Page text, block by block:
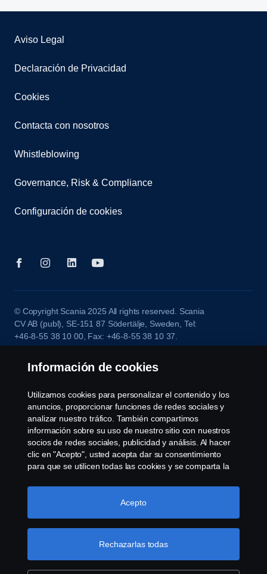
Aviso Legal
Declaración de Privacidad
Cookies
Contacta con nosotros
Whistleblowing
Governance, Risk & Compliance
Configuración de cookies
© Copyright Scania 2025 All rights reserved. Scania
CV AB (publ), SE-151 87 Södertälje, Sweden, Tel:
+46-8-55 38 10 00, Fax: +46-8-55 38 10 37.
Información de cookies
Utilizamos cookies para personalizar el contenido y los
anuncios, proporcionar funciones de redes sociales y
analizar nuestro tráfico. También compartimos
información sobre su uso de nuestro sitio con nuestros
socios de redes sociales, publicidad y análisis. Al hacer
clic en "Acepto", usted acepta dar su consentimiento
para que se utilicen todas las cookies y se comparta la
haciendo clic en "Configuración de cookies" y
seleccionando las categorías que desea aceptar. Para
Más información sobre su privacidad
Rechazarlas todas
Acepto